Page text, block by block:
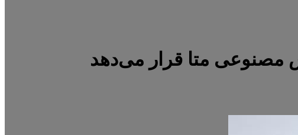
مصنوعی متا قرار می‌دهد